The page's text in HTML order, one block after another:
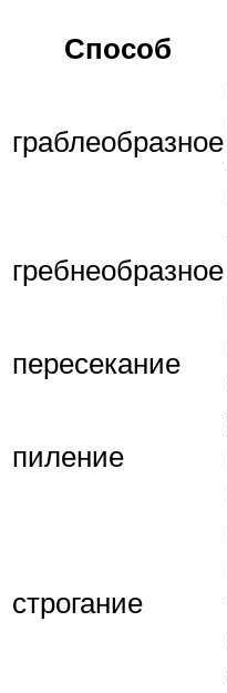
Способ
граблеобразное
гребнеобразное
пересекание
пиление
строгание